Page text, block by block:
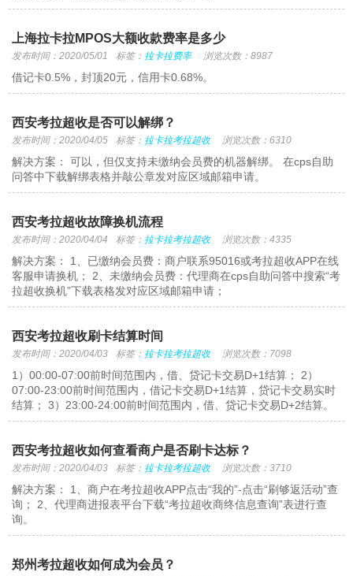
上海拉卡拉MPOS大额收款费率是多少
发布时间：2020/05/01 标签： 拉卡拉费率 浏览次数：8987
借记卡0.5%，封顶20元，信用卡0.68%。
西安考拉超收是否可以解绑？
发布时间：2020/04/05 标签： 拉卡拉考拉超收 浏览次数：6310
解决方案： 可以，但仅支持未缴纳会员费的机器解绑。 在cps自助
问答中下载解绑表格并敲公章发对应区域邮箱申请。
西安考拉超收故障换机流程
发布时间：2020/04/04 标签： 拉卡拉考拉超收 浏览次数：4335
解决方案： 1、已缴纳会员费：商户联系95016或考拉超收APP在线
客服申请换机； 2、未缴纳会员费：代理商在cps自助问答中搜索“考
拉超收换机”下载表格发对应区域邮箱申请；
西安考拉超收刷卡结算时间
发布时间：2020/04/03 标签： 拉卡拉考拉超收 浏览次数：7098
1）00:00-07:00前时间范围内，借、贷记卡交易D+1结算； 2）
07:00-23:00前时间范围内，借记卡交易D+1结算，贷记卡交易实时
结算； 3）23:00-24:00前时间范围内，借、贷记卡交易D+2结算。
西安考拉超收如何查看商户是否刷卡达标？
发布时间：2020/04/03 标签： 拉卡拉考拉超收 浏览次数：3710
解决方案： 1、商户在考拉超收APP点击“我的”-点击“刷够返活动”查
询； 2、代理商进报表平台下载“考拉超收商终信息查询”表进行查
询。
郑州考拉超收如何成为会员？